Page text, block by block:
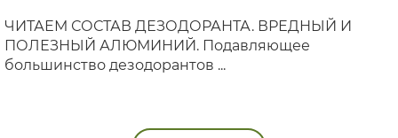
ЧИТАЕМ СОСТАВ ДЕЗОДОРАНТА. ВРЕДНЫЙ И
ПОЛЕЗНЫЙ АЛЮМИНИЙ. Подавляющее
большинство дезодорантов ...